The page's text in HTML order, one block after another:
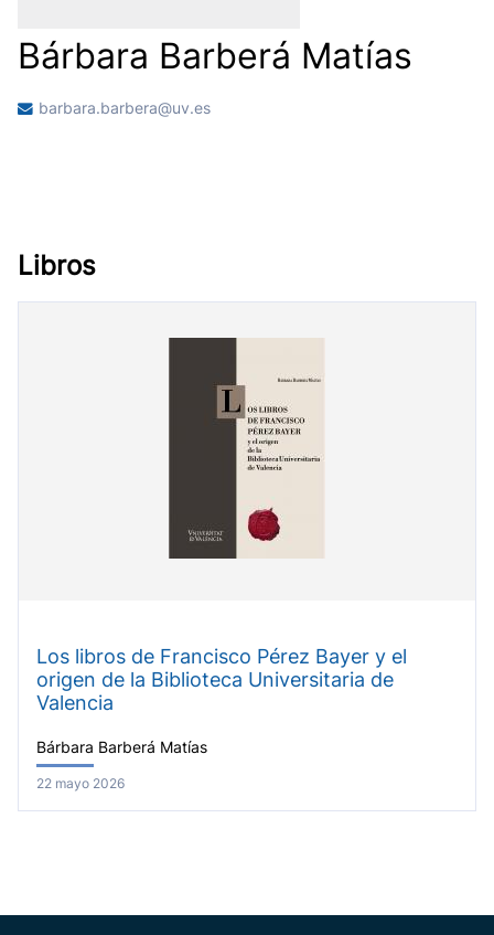
Bárbara Barberá Matías
barbara.barbera@uv.es
Libros
Los libros de Francisco Pérez Bayer y el
origen de la Biblioteca Universitaria de
Valencia
Bárbara Barberá Matías
22 mayo 2026